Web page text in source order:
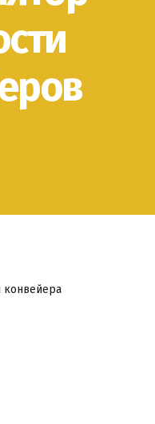
конвейера